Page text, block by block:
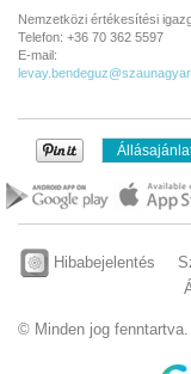
Nemzetközi értékesítési
Telefon: +36 70 362 5597
E-mail:
Hibabejelentés
© Minden jog